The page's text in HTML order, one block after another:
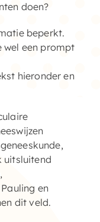
doen?
beperkt.
wel een prompt
hieronder en
uitsluitend
en
dit veld.